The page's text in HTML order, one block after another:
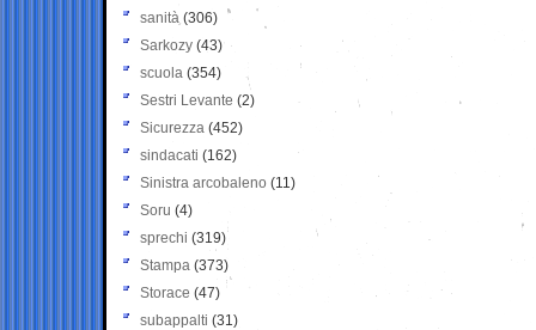
sanità (306)
Sarkozy (43)
scuola (354)
Sestri Levante (2)
Sicurezza (452)
sindacati (162)
Sinistra arcobaleno (11)
Soru (4)
sprechi (319)
Stampa (373)
Storace (47)
subappalti (31)